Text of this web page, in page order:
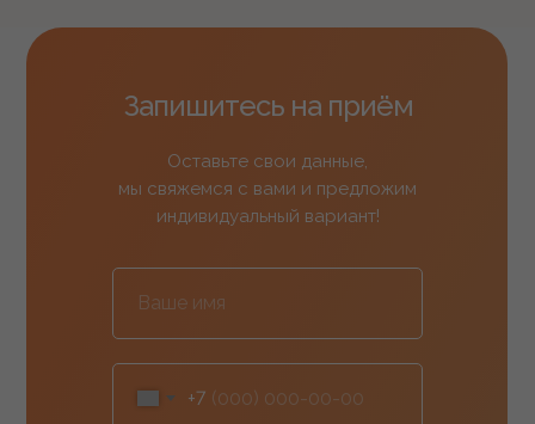
Запишитесь на приём
Оставьте свои данные,
мы свяжемся с вами и предложим
индивидуальный вариант!
+7